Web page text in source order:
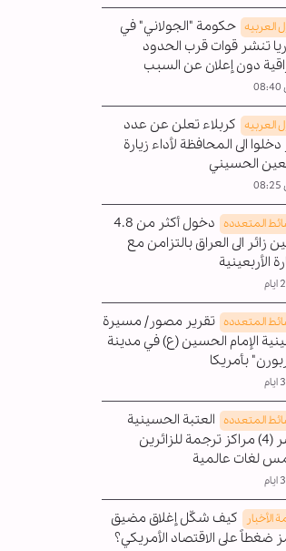
العربیه حكومة "الجولاني" في
تنشر قوات قرب الحدود
دون إعلان عن السبب
العربیه كربلاء تعلن عن عدد
دخلوا الى المحافظة لأداء زيارة
الحسيني
المتعدده
دخول أكثر من 4.8
زائر الى العراق بالتزامن مع
الأربعينية
المتعدده تقرير مصور/ مسيرة
الإمام الحسين (ع) في مدينة
بأمريكا
المتعدده العتبة الحسينية
تنشر (4) مراكز ترجمة للزائرين
لغات عالمية
الأخبار
كيف شكّل إغلاق مضيق
ضغطاً على الاقتصاد الأمريكي؟